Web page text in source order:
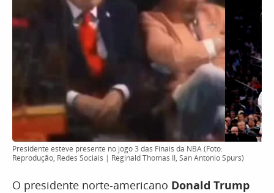
Presidente esteve presente no jogo 3 das Finais da NBA (Foto:
Reprodução, Redes Sociais | Reginald Thomas II, San Antonio Spurs)
O presidente norte-americano Donald Trump